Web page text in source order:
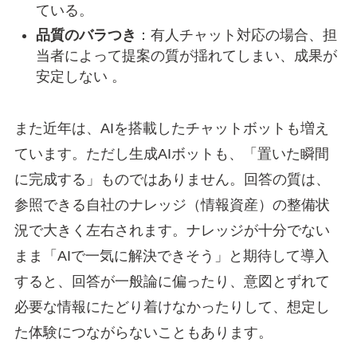
ている。
品質のバラつき ：有人チャット対応の場合、担
当者によって提案の質が揺れてしまい、成果が
安定しない 。
また近年は、AIを搭載したチャットボットも増え
ています。ただし生成AIボットも、「置いた瞬間
に完成する」ものではありません。回答の質は、
参照できる自社のナレッジ（情報資産）の整備状
況で大きく左右されます。ナレッジが十分でない
まま「AIで一気に解決できそう」と期待して導入
すると、回答が一般論に偏ったり、意図とずれて
必要な情報にたどり着けなかったりして、想定し
た体験につながらないこともあります。